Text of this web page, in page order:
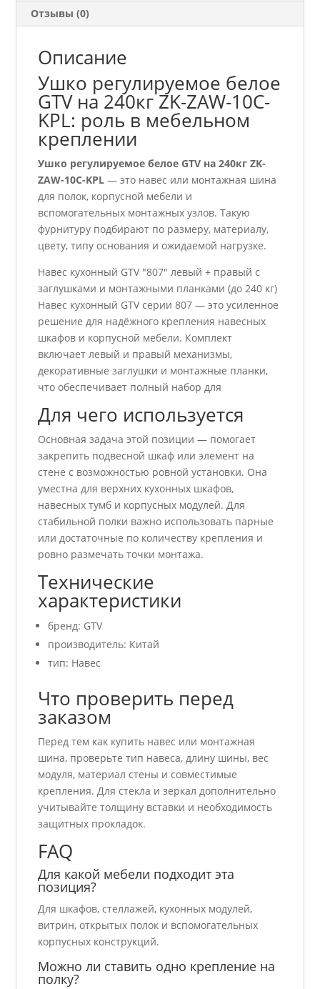
Отзывы (0)
Описание
Ушко регулируемое белое
GTV на 240кг ZK-ZAW-10C-
KPL: роль в мебельном
креплении
Ушко регулируемое белое GTV на 240кг ZK-
ZAW-10C-KPL — это навес или монтажная шина
для полок, корпусной мебели и
вспомогательных монтажных узлов. Такую
фурнитуру подбирают по размеру, материалу,
цвету, типу основания и ожидаемой нагрузке.
Навес кухонный GTV "807" левый + правый с
заглушками и монтажными планками (до 240 кг)
Навес кухонный GTV серии 807 — это усиленное
решение для надёжного крепления навесных
шкафов и корпусной мебели. Комплект
включает левый и правый механизмы,
декоративные заглушки и монтажные планки,
что обеспечивает полный набор для
Для чего используется
Основная задача этой позиции — помогает
закрепить подвесной шкаф или элемент на
стене с возможностью ровной установки. Она
уместна для верхних кухонных шкафов,
навесных тумб и корпусных модулей. Для
стабильной полки важно использовать парные
или достаточные по количеству крепления и
ровно размечать точки монтажа.
Технические
характеристики
бренд: GTV
производитель: Китай
тип: Навес
Что проверить перед
заказом
Перед тем как купить навес или монтажная
шина, проверьте тип навеса, длину шины, вес
модуля, материал стены и совместимые
крепления. Для стекла и зеркал дополнительно
учитывайте толщину вставки и необходимость
защитных прокладок.
FAQ
Для какой мебели подходит эта
позиция?
Для шкафов, стеллажей, кухонных модулей,
витрин, открытых полок и вспомогательных
корпусных конструкций.
Можно ли ставить одно крепление на
полку?